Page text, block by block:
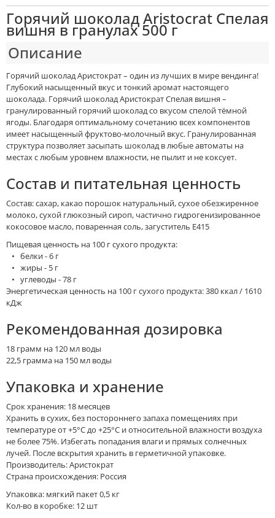
Горячий шоколад Aristocrat Спелая
вишня в гранулах 500 г
Описание
Горячий шоколад Аристократ – один из лучших в мире вендинга!
Глубокий насыщенный вкус и тонкий аромат настоящего
шоколада. Горячий шоколад Аристократ Спелая вишня –
гранулированный горячий шоколад со вкусом спелой тёмной
ягоды. Благодаря оптимальному сочетанию всех компонентов
имеет насыщенный фруктово-молочный вкус. Гранулированная
структура позволяет засыпать шоколад в любые автоматы на
местах с любым уровнем влажности, не пылит и не коксует.
Состав и питательная ценность
Состав: сахар, какао порошок натуральный, сухое обезжиренное
молоко, сухой глюкозный сироп, частично гидрогенизированное
кокосовое масло, поваренная соль, загуститель E415
Пищевая ценность на 100 г сухого продукта:
• белки - 6 г
• жиры - 5 г
• углеводы - 78 г
Энергетическая ценность на 100 г сухого продукта: 380 ккал / 1610
кДж
Рекомендованная дозировка
18 грамм на 120 мл воды
22,5 грамма на 150 мл воды
Упаковка и хранение
Срок хранения: 18 месяцев
Хранить в сухих, без постороннего запаха помещениях при
температуре от +5°С до +25°С и относительной влажности воздуха
не более 75%. Избегать попадания влаги и прямых солнечных
лучей. После вскрытия хранить в герметичной упаковке.
Производитель: Аристократ
Страна происхождения: Россия
Упаковка: мягкий пакет 0,5 кг
Кол-во в коробке: 12 шт